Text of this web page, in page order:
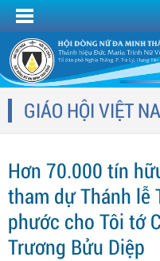
GIÁO HỘI VIỆT
Hơn 70.000 tín
tham dự Thánh lễ
phước cho Tôi tớ
Trương Bửu Diệp